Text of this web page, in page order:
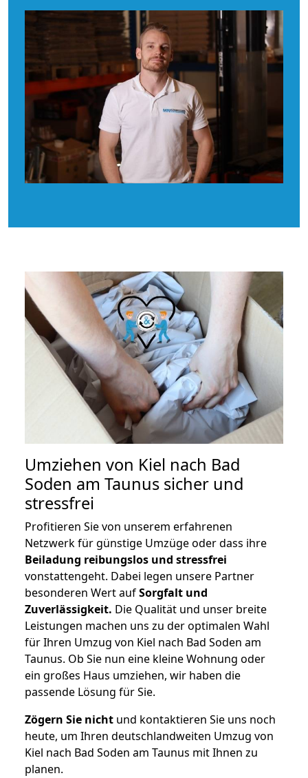
Umziehen von Kiel nach Bad
Soden am Taunus sicher und
stressfrei
Profitieren Sie von unserem erfahrenen
Netzwerk für günstige Umzüge oder dass ihre
Beiladung reibungslos und stressfrei
vonstattengeht. Dabei legen unsere Partner
besonderen Wert aufSorgfalt und
Zuverlässigkeit. Die Qualität und unser breite
Leistungen machen uns zu der optimalen Wahl
für Ihren Umzug von Kiel nach Bad Soden am
Taunus. Ob Sie nun eine kleine Wohnung oder
ein großes Haus umziehen, wir haben die
passende Lösung für Sie.
Zögern Sie nicht und kontaktieren Sie uns noch
heute, um Ihren deutschlandweiten Umzug von
Kiel nach Bad Soden am Taunus mit Ihnen zu
planen.